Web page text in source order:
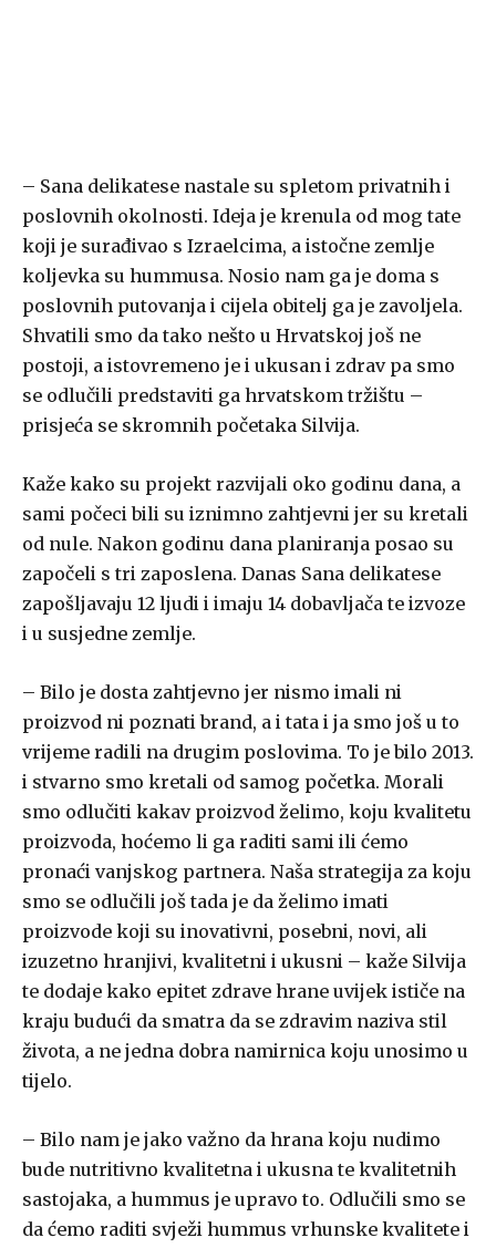
– Sana delikatese nastale su spletom privatnih i
poslovnih okolnosti. Ideja je krenula od mog tate
koji je surađivao s Izraelcima, a istočne zemlje
koljevka su hummusa. Nosio nam ga je doma s
poslovnih putovanja i cijela obitelj ga je zavoljela.
Shvatili smo da tako nešto u Hrvatskoj još ne
postoji, a istovremeno je i ukusan i zdrav pa smo
se odlučili predstaviti ga hrvatskom tržištu –
prisjeća se skromnih početaka Silvija.
Kaže kako su projekt razvijali oko godinu dana, a
sami počeci bili su iznimno zahtjevni jer su kretali
od nule. Nakon godinu dana planiranja posao su
započeli s tri zaposlena. Danas Sana delikatese
zapošljavaju 12 ljudi i imaju 14 dobavljača te izvoze
i u susjedne zemlje.
– Bilo je dosta zahtjevno jer nismo imali ni
proizvod ni poznati brand, a i tata i ja smo još u to
vrijeme radili na drugim poslovima. To je bilo 2013.
i stvarno smo kretali od samog početka. Morali
smo odlučiti kakav proizvod želimo, koju kvalitetu
proizvoda, hoćemo li ga raditi sami ili ćemo
pronaći vanjskog partnera. Naša strategija za koju
smo se odlučili još tada je da želimo imati
proizvode koji su inovativni, posebni, novi, ali
izuzetno hranjivi, kvalitetni i ukusni – kaže Silvija
te dodaje kako epitet zdrave hrane uvijek ističe na
kraju budući da smatra da se zdravim naziva stil
života, a ne jedna dobra namirnica koju unosimo u
tijelo.
– Bilo nam je jako važno da hrana koju nudimo
bude nutritivno kvalitetna i ukusna te kvalitetnih
sastojaka, a hummus je upravo to. Odlučili smo se
da ćemo raditi svježi hummus vrhunske kvalitete i